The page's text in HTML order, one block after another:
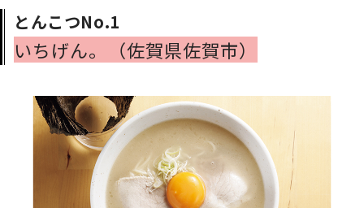
とんこつNo.1
いちげん。（佐賀県佐賀市）